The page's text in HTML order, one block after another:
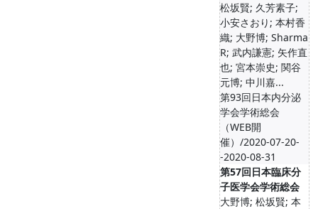
松坂賢; 久芳素子;
小安さおり; 本村香
織; 大野博; Sharma
R; 武内謙憲; 矢作直
也; 宮本崇史; 関谷
元博; 中川嘉...
第93回日本内分泌
学会学術総会
（WEB開
催）/2020-07-20-
-2020-08-31
第57回日本臨床分
子医学会学術総会
大野博; 松坂賢; 本